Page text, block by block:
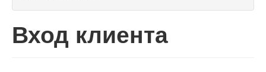
Вход
Вход клиента